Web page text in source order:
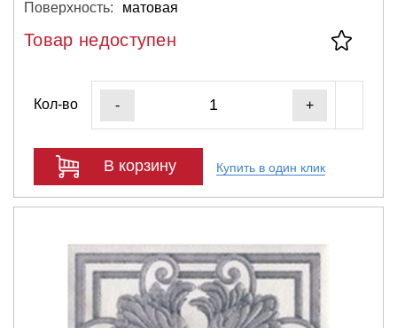
Поверхность:
матовая
Товар недоступен
Кол-во - +
В корзину Купить в один клик